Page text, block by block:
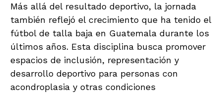
Más allá del resultado deportivo, la jornada
también reflejó el crecimiento que ha tenido el
fútbol de talla baja en Guatemala durante los
últimos años. Esta disciplina busca promover
espacios de inclusión, representación y
desarrollo deportivo para personas con
acondroplasia y otras condiciones